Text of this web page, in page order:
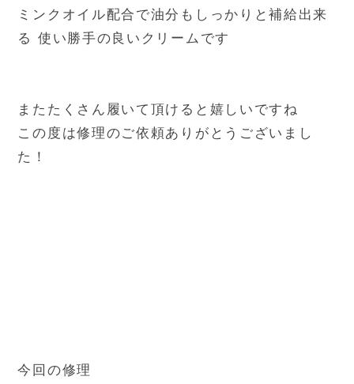
ミンクオイル配合で油分もしっかりと補給出来
る 使い勝手の良いクリームです
またたくさん履いて頂けると嬉しいですね
この度は修理のご依頼ありがとうございまし
た！
今回の修理